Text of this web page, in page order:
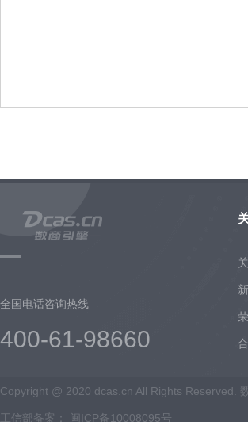
全国电话咨询热线
400-61-98660
Copyright @ 2020 dcas.cn All Rights Reserved.
工信部备案： 闽ICP备10008095号